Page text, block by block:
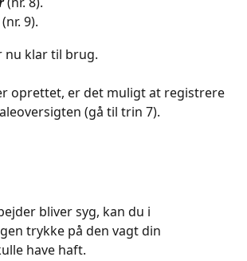
9).
nu klar til brug.
oprettet, er det muligt at registrere
(gå til trin 7).
bliver syg, kan du i
trykke på den vagt din
have haft.